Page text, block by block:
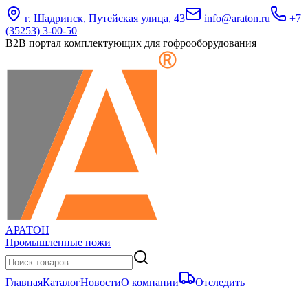
г. Шадринск, Путейская улица, 43 info@araton.ru
+7
(35253) 3-00-50
B2B портал комплектующих для гофрооборудования
АРАТОН
Промышленные ножи
ГлавнаяКаталогНовостиО компании Отследить